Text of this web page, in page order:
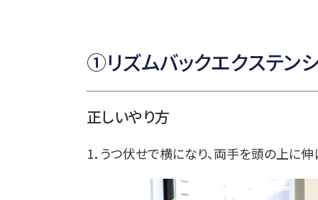
①リズムバックエクステン
正しいやり方
1．うつ伏せで横になり、両手を頭の上に